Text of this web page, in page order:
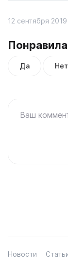
Да Нет
12 сентября
Ваш
Новости